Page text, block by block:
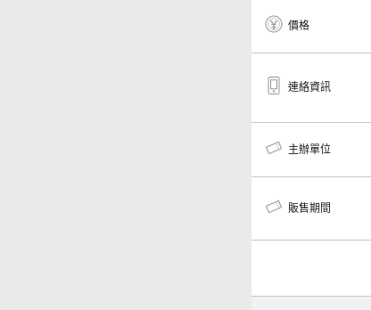
價格
連絡資訊
主辦單位
販售期間